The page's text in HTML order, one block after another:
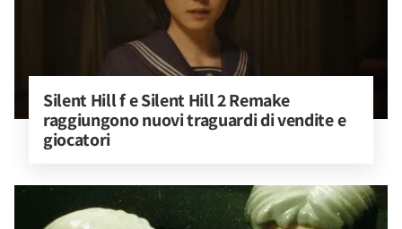
Silent Hill f e Silent Hill 2 Remake
raggiungono nuovi traguardi di vendite e
giocatori